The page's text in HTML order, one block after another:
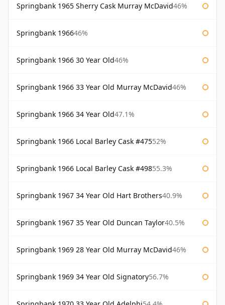
Springbank 1965 Sherry Cask Murray McDavid46%
Springbank 196646%
Springbank 1966 30 Year Old46%
Springbank 1966 33 Year Old Murray McDavid46%
Springbank 1966 34 Year Old47.1%
Springbank 1966 Local Barley Cask #47552%
Springbank 1966 Local Barley Cask #49855.3%
Springbank 1967 34 Year Old Hart Brothers40.9%
Springbank 1967 35 Year Old Duncan Taylor40.5%
Springbank 1969 28 Year Old Murray McDavid46%
Springbank 1969 34 Year Old Signatory56.7%